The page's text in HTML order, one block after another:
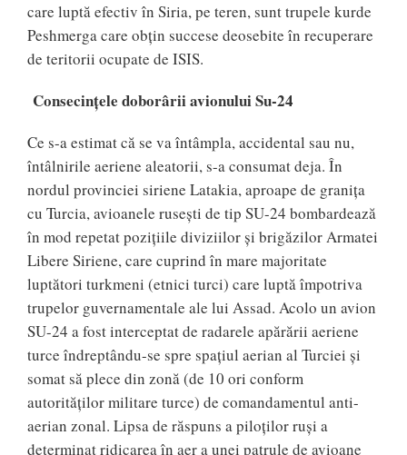
care luptă efectiv în Siria, pe teren, sunt trupele kurde
Peshmerga care obțin succese deosebite în recuperare
de teritorii ocupate de ISIS.
Consecințele doborârii avionului Su-24
Ce s-a estimat că se va întâmpla, accidental sau nu,
întâlnirile aeriene aleatorii, s-a consumat deja. În
nordul provinciei siriene Latakia, aproape de granița
cu Turcia, avioanele rusești de tip SU-24 bombardează
în mod repetat pozițiile diviziilor și brigăzilor Armatei
Libere Siriene, care cuprind în mare majoritate
luptători turkmeni (etnici turci) care luptă împotriva
trupelor guvernamentale ale lui Assad. Acolo un avion
SU-24 a fost interceptat de radarele apărării aeriene
turce îndreptându-se spre spațiul aerian al Turciei și
somat să plece din zonă (de 10 ori conform
autorităților militare turce) de comandamentul anti-
aerian zonal. Lipsa de răspuns a piloților ruși a
determinat ridicarea în aer a unei patrule de avioane